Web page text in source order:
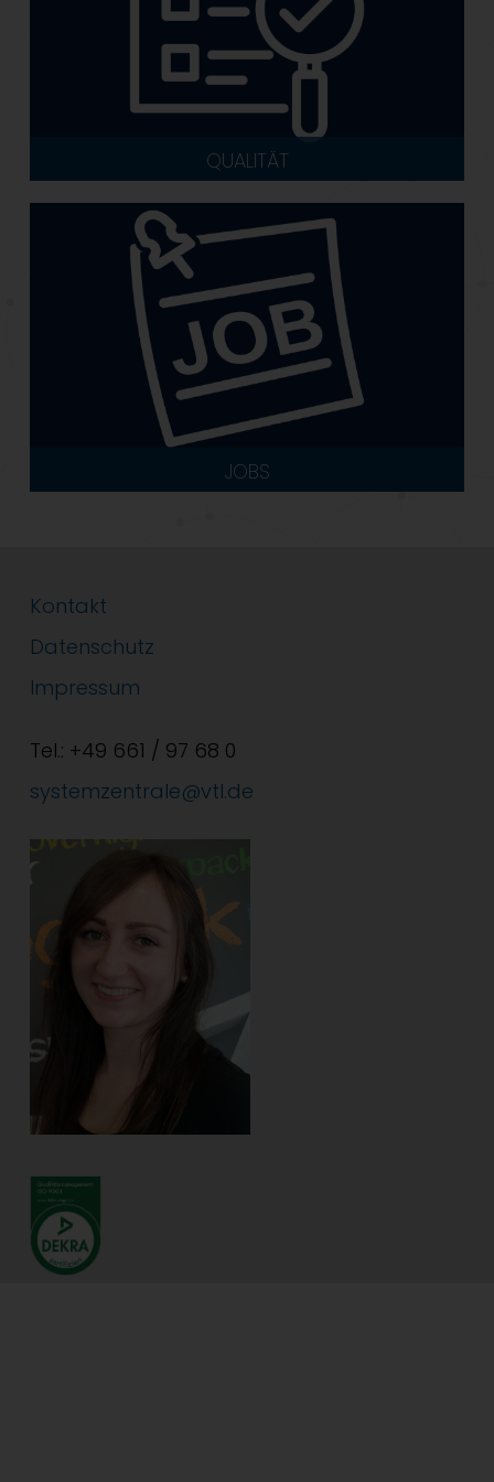
QUALITÄT
JOBS
Kontakt
Datenschutz
Impressum
Tel.: +49 661 / 97 68 0
systemzentrale@vtl.de